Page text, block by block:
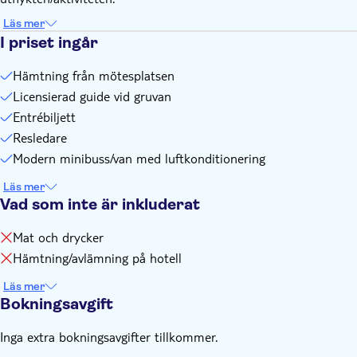
Läs mer
I priset ingår
Hämtning från mötesplatsen
Licensierad guide vid gruvan
Entrébiljett
Resledare
Modern minibuss/van med luftkonditionering
Läs mer
Vad som inte är inkluderat
Mat och drycker
Hämtning/avlämning på hotell
Läs mer
Bokningsavgift
Inga extra bokningsavgifter tillkommer.